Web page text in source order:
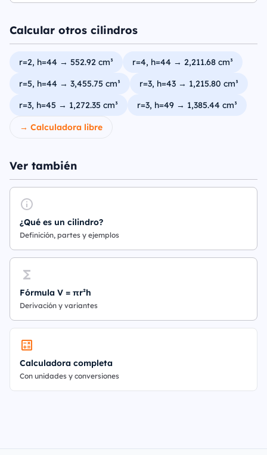
Calcular otros cilindros
r=2, h=44 → 552.92 cm³
r=4, h=44 → 2,211.68 cm³
r=5, h=44 → 3,455.75 cm³
r=3, h=43 → 1,215.80 cm³
r=3, h=45 → 1,272.35 cm³
r=3, h=49 → 1,385.44 cm³
→ Calculadora libre
Ver también
¿Qué es un cilindro?
Definición, partes y ejemplos
Fórmula V = πr²h
Derivación y variantes
Calculadora completa
Con unidades y conversiones